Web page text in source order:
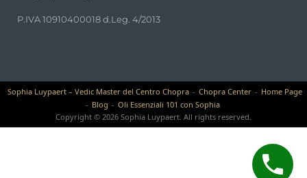
P.IVA 10910400018 d.Leg. 4/2013
Sophia Luypaert – Vedic Master del Centro Chopra Chopra Center
Home Page
Blog
Oli Essenziali 101 con Sophia
Copyright © 2026 Sophia Luypaert. All rights reserved.